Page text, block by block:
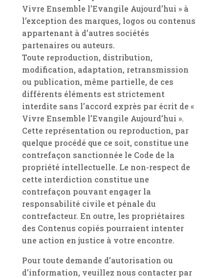
Vivre Ensemble l’Evangile Aujourd’hui » à
l’exception des marques, logos ou contenus
appartenant à d’autres sociétés
partenaires ou auteurs.
Toute reproduction, distribution,
modification, adaptation, retransmission
ou publication, même partielle, de ces
différents éléments est strictement
interdite sans l’accord exprès par écrit de «
Vivre Ensemble l’Evangile Aujourd’hui ».
Cette représentation ou reproduction, par
quelque procédé que ce soit, constitue une
contrefaçon sanctionnée le Code de la
propriété intellectuelle. Le non-respect de
cette interdiction constitue une
contrefaçon pouvant engager la
responsabilité civile et pénale du
contrefacteur. En outre, les propriétaires
des Contenus copiés pourraient intenter
une action en justice à votre encontre.
Pour toute demande d’autorisation ou
d’information, veuillez nous contacter par